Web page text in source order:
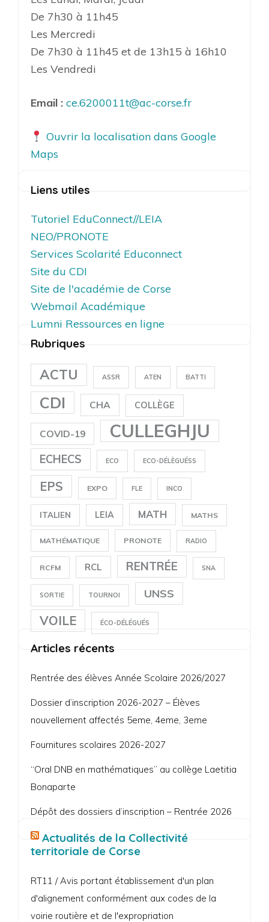
De 7h30 à 11h45
Les Mercredi
De 7h30 à 11h45 et de 13h15 à 16h10
Les Vendredi
Email : ce.6200011t@ac-corse.fr
Ouvrir la localisation dans Google
Maps
Liens utiles
Tutoriel EduConnect//LEIA
NEO/PRONOTE
Services Scolarité Educonnect
Site du CDI
Site de l'académie de Corse
Webmail Académique
Lumni Ressources en ligne
Rubriques
ACTU ASSR ATEN BATTI
CDI CHA COLLÈGE
COVID-19 CULLEGHJU
ECHECS ECO ECO-DÉLÈGUÉSS
EPS EXPO FLE INCO
ITALIEN LEIA MATH MATHS
MATHÉMATIQUE PRONOTE RADIO
RCFM RCL RENTRÉE SNA
SORTIE TOURNOI UNSS
VOILE ÉCO-DÉLÉGUÉS
Articles récents
Rentrée des élèves Année Scolaire 2026/2027
Dossier d’inscription 2026-2027 – Élèves
nouvellement affectés 5eme, 4eme, 3eme
Fournitures scolaires 2026-2027
“Oral DNB en mathématiques” au collège Laetitia
Bonaparte
Dépôt des dossiers d’inscription – Rentrée 2026
Actualités de la Collectivité
territoriale de Corse
RT11 / Avis portant établissement d'un plan
d'alignement conformément aux codes de la
voirie routière et de l'expropriation